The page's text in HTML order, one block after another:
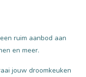
ruim aanbod aan
en meer.
jouw droomkeuken